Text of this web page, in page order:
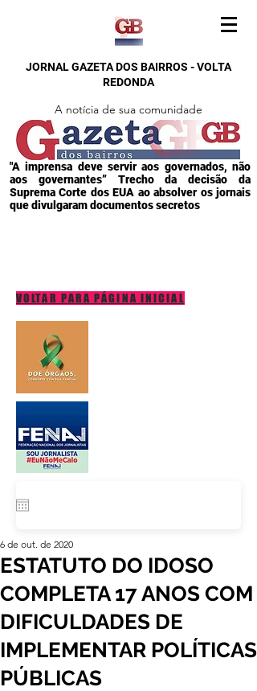
JORNAL GAZETA DOS BAIRROS - VOLTA
REDONDA
A notícia de sua comunidade
"A imprensa deve servir aos governados, não
aos governantes” Trecho da decisão da
Suprema Corte dos EUA ao absolver os jornais
que divulgaram documentos secretos
VOLTAR PARA PÁGINA INICIAL
ESTATUTO DO IDOSO
COMPLETA 17 ANOS COM
DIFICULDADES DE
IMPLEMENTAR POLÍTICAS
PÚBLICAS
6 de out. de 2020